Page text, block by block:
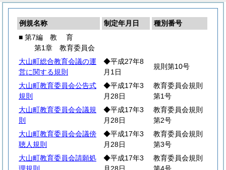
例規名称 制定年月日
種別番号
■ 第7編 教 育
第1章 教育委員会
大山町総合教育会議の運
営に関する規則
◆平成27年8
月1日
規則第10号
大山町教育委員会公告式
規則
◆平成17年3
月28日
教育委員会規則
第1号
大山町教育委員会会議規
則
◆平成17年3
月28日
教育委員会規則
第2号
大山町教育委員会会議傍
聴人規則
◆平成17年3
月28日
教育委員会規則
第3号
大山町教育委員会請願処
◆平成17年3
教育委員会規則